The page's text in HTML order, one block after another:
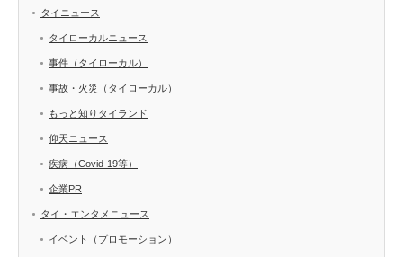
タイニュース
タイローカルニュース
事件（タイローカル）
事故・火災（タイローカル）
もっと知りタイランド
仰天ニュース
疾病（Covid-19等）
企業PR
タイ・エンタメニュース
イベント（プロモーション）